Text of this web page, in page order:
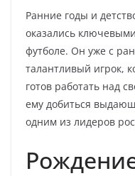
Ранние годы и
оказались
футболе. Он уже с
талантливый игрок,
готов работать над
ему добиться
одним из лидеров